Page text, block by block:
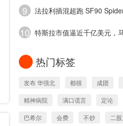
9
法拉利插混超跑 SF90
10 特斯拉市值逼近千亿美元，
热门标签
发布 华强北 都很 成团
精神病院 满口谎言 定论
巴希尔 会费 不炒 二